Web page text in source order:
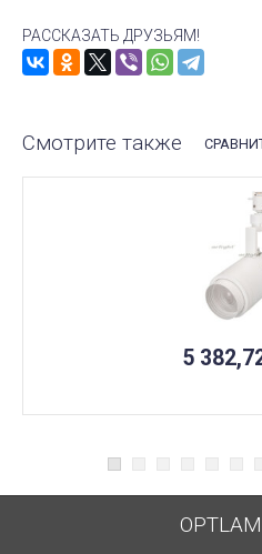
РАССКАЗАТЬ ДРУЗЬЯМ!
Смотрите также
5